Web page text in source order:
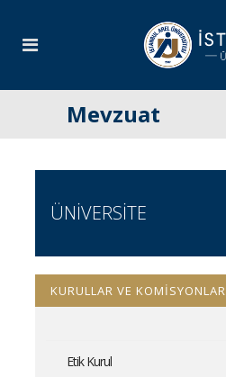
Mevzuat
ÜNİVERSİTE
KURULLAR VE KOMİSYONLAR
Etik Kurul